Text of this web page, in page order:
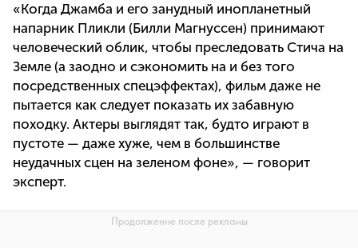
«Когда Джамба и его занудный инопланетный
напарник Пликли (Билли Магнуссен) принимают
человеческий облик, чтобы преследовать Стича на
Земле (а заодно и сэкономить на и без того
посредственных спецэффектах), фильм даже не
пытается как следует показать их забавную
походку. Актеры выглядят так, будто играют в
пустоте — даже хуже, чем в большинстве
неудачных сцен на зеленом фоне», — говорит
эксперт.